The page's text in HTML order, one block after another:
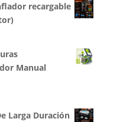
recargable
Manual
Larga Duración